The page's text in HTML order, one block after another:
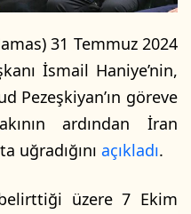
d
r
m
e
k
31 Temmuz 2024
İsmail Haniye’nin,
Pezeşkiyan’ın göreve
ardından İran
uğradığını açıkladı.
üzere 7 Ekim